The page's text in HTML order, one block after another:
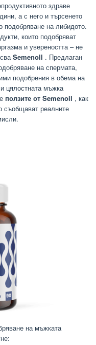
здраве
а с него и търсенето
подобряване на либидото.
които подобряват
и увереността – не
Semenoll . Предлаган
на спермата,
подобрения в обема на
цялостната мъжка
ползите от Semenoll , как
съобщават реалните
на мъжката